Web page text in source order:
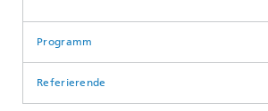
Programm
Referierende